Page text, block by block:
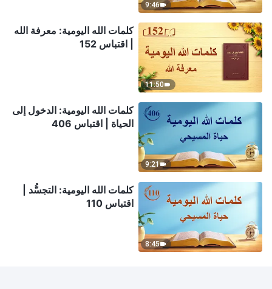
9:46
11:50
كلمات الله اليومية: معرفة الله
| اقتباس 152
9:21
كلمات الله اليومية: الدخول إلى
الحياة | اقتباس 406
8:45
كلمات الله اليومية: التجسُّد |
اقتباس 110